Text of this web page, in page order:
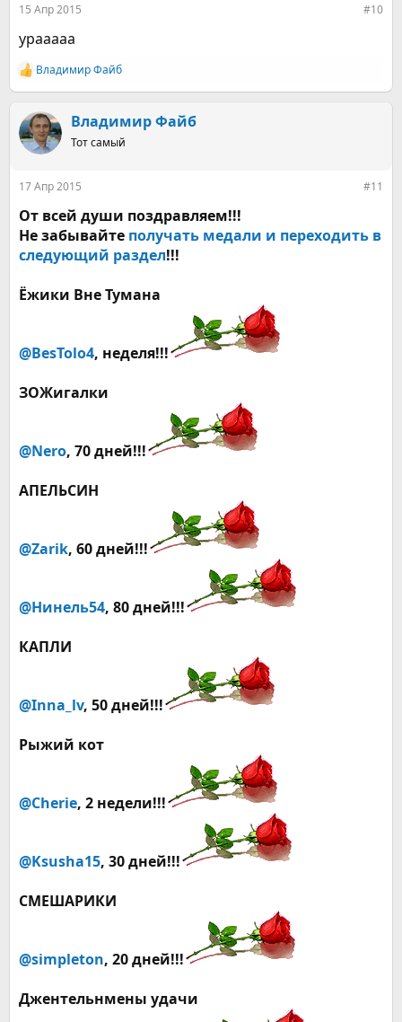
15 Апр 2015 #10
урааааа
Р
е
к
ц
и
Владимир Файб
Владимир Файб
Тот самый
17 Апр 2015 #11
От всей души поздравляем!!!
Не забывайте получать медали и переходить в
следующий раздел!!!
Ёжики Вне Тумана
@BesTolo4, неделя!!!
ЗОЖигалки
@Nero, 70 дней!!!
АПЕЛЬСИН
@Zarik, 60 дней!!!
@Нинель54, 80 дней!!!
КАПЛИ
@Inna_lv, 50 дней!!!
Рыжий кот
@Cherie, 2 недели!!!
@Ksusha15, 30 дней!!!
СМЕШАРИКИ
@simpleton, 20 дней!!!
Джентельнмены удачи